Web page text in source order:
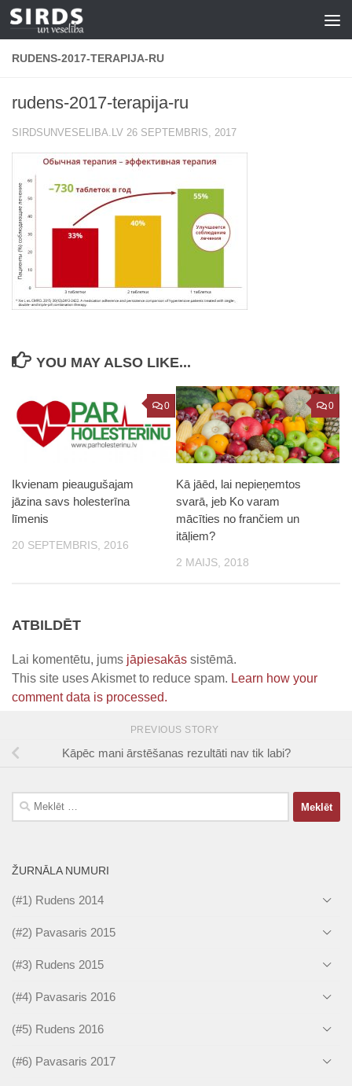
Skip to content
RUDENS-2017-TERAPIJA-RU
rudens-2017-terapija-ru
SIRDSUNVESELIBA.LV 26 SEPTEMBRIS, 2017
YOU MAY ALSO LIKE...
0
Ikvienam pieaugušajam
jāzina savs holesterīna
līmenis
20 SEPTEMBRIS, 2016
0
Kā jāēd, lai nepieņemtos
svarā, jeb Ko varam
mācīties no frančiem un
itāļiem?
2 MAIJS, 2018
ATBILDĒT
Lai komentētu, jums jāpiesakās sistēmā.
This site uses Akismet to reduce spam. Learn how your
comment data is processed.
PREVIOUS STORY
Kāpēc mani ārstēšanas rezultāti nav tik labi?
Meklēt:
ŽURNĀLA NUMURI
(#1) Rudens 2014
(#2) Pavasaris 2015
(#3) Rudens 2015
(#4) Pavasaris 2016
(#5) Rudens 2016
(#6) Pavasaris 2017